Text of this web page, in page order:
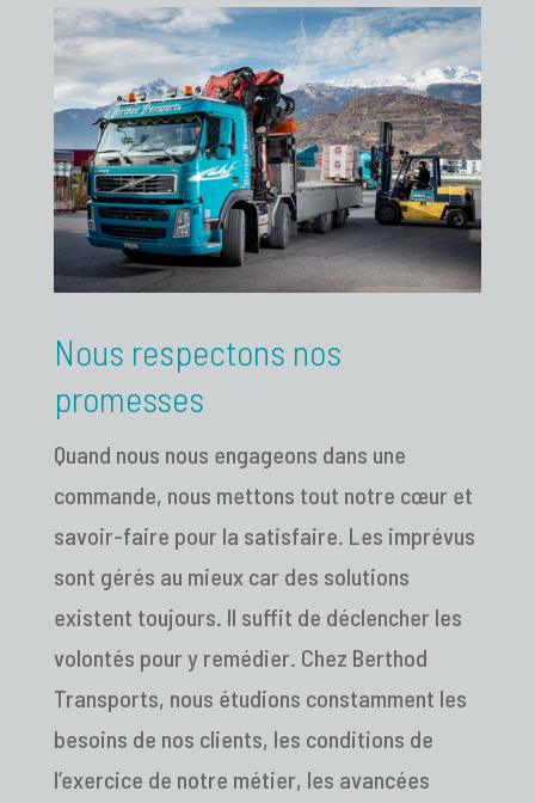
Nous respectons nos
promesses
Quand nous nous engageons dans une
commande, nous mettons tout notre cœur et
savoir-faire pour la satisfaire. Les imprévus
sont gérés au mieux car des solutions
existent toujours. Il suffit de déclencher les
volontés pour y remédier. Chez Berthod
Transports, nous étudions constamment les
besoins de nos clients, les conditions de
l’exercice de notre métier, les avancées